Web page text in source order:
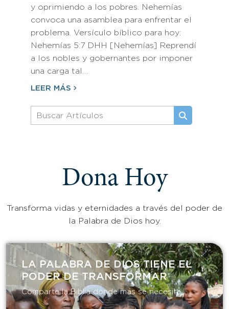
y oprimiendo a los pobres. Nehemías
convoca una asamblea para enfrentar el
problema. Versículo bíblico para hoy:
Nehemías 5:7 DHH [Nehemías] Reprendí
a los nobles y gobernantes por imponer
una carga tal…
LEER MÁS
Dona Hoy
Transforma vidas y eternidades a través del poder de
la Palabra de Dios hoy.
LA PALABRA DE DIOS TIENE EL
PODER DE TRANSFORMAR​
Comparte la Biblia donde más se necesita.